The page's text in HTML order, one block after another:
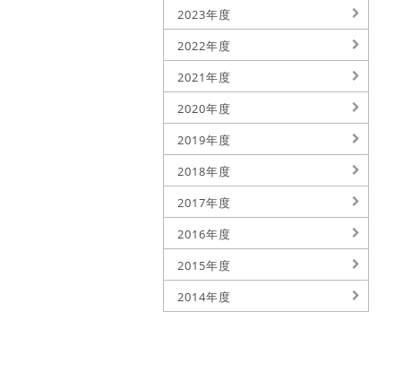
2023年度
2022年度
2021年度
2020年度
2019年度
2018年度
2017年度
2016年度
2015年度
2014年度